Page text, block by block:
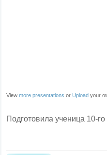
View more presentations or Upload your
Подготовила ученица 10-